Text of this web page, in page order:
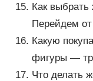
Как
Перейдем
Какую
фигуры —
Что делать